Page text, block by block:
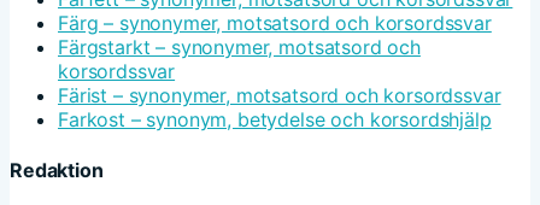
Färg – synonymer, motsatsord och korsordssvar
Färgstarkt – synonymer, motsatsord och
korsordssvar
Färist – synonymer, motsatsord och korsordssvar
Farkost – synonym, betydelse och korsordshjälp
Redaktion